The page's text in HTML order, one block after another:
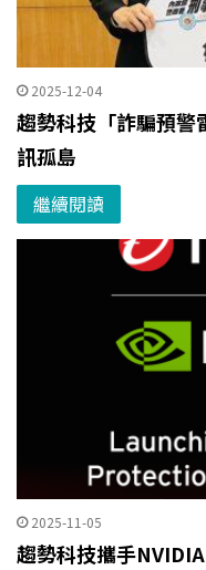
2025-12-04
趨勢科技「詐騙預警
訊孤島
繼續閱讀
2025-11-05
趨勢科技攜手